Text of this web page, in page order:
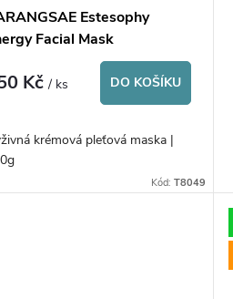
Estesophy
Facial Mask
Kč/ ks DO KOŠÍKU
krémová pleťová maska |
Kód: T8049